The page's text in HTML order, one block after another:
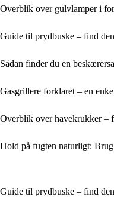
Overblik over gulvlamper i
Guide til prydbuske – find
Sådan finder du en
Gasgrillere forklaret – en
Overblik over havekrukker –
Hold på fugten naturligt:
Guide til prydbuske – find